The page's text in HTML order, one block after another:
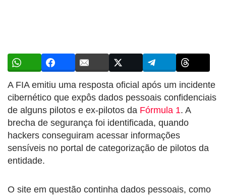
A FIA emitiu uma resposta oficial após um incidente
cibernético que expôs dados pessoais confidenciais
de alguns pilotos e ex-pilotos da Fórmula 1. A
brecha de segurança foi identificada, quando
hackers conseguiram acessar informações
sensíveis no portal de categorização de pilotos da
entidade.
O site em questão continha dados pessoais, como